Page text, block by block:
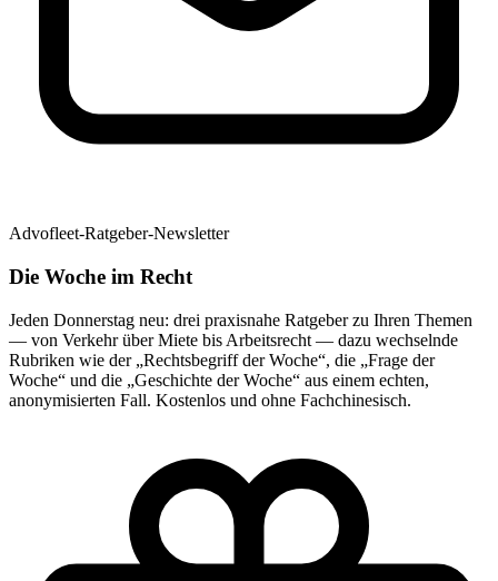
Advofleet-Ratgeber-Newsletter
Die Woche im Recht
Jeden Donnerstag neu: drei praxisnahe Ratgeber zu Ihren Themen
— von Verkehr über Miete bis Arbeitsrecht — dazu wechselnde
Rubriken wie der „Rechtsbegriff der Woche“, die „Frage der
Woche“ und die „Geschichte der Woche“ aus einem echten,
anonymisierten Fall. Kostenlos und ohne Fachchinesisch.